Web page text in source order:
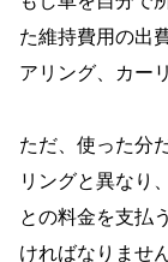
た維持費用の出
アリング、カー
ただ、使った分
リングと異なり
との料金を支払
ければなりません